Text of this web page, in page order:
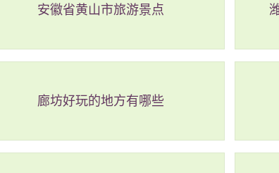
安徽省黄山市旅游景点
廊坊好玩的地方有哪些